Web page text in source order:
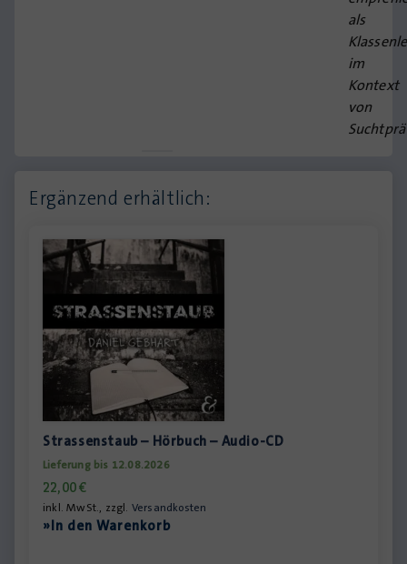
als
im
Kontext
von
Ergänzend erhältlich:
Strassenstaub – Hörbuch – Audio-CD
Lieferung bis 12.08.2026
22,00€
inkl. MwSt., zzgl. Versandkosten
»In den Warenkorb